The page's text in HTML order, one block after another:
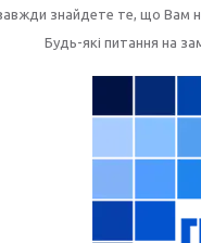
знайдете те, що Вам
Будь-які питання на